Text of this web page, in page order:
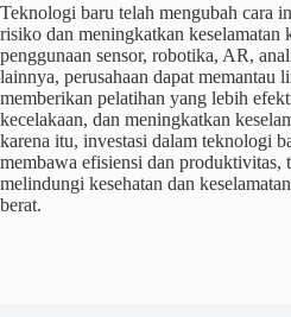
Teknologi baru telah mengubah cara
risiko dan meningkatkan keselamatan
penggunaan sensor, robotika, AR,
lainnya, perusahaan dapat memantau
memberikan pelatihan yang lebih
kecelakaan, dan meningkatkan
karena itu, investasi dalam teknologi
membawa efisiensi dan produktivitas,
melindungi kesehatan dan
berat.